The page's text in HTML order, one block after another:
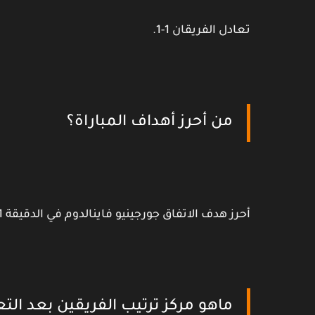
تعادل الفريقان 1-1.
من أحرز أهداف المباراة؟
أحرز هدف الاتفاق جورجينيو فاينالدوم في الدقيقة 41، وأحرز هدف الاتحاد عبد الرزاق حمد الله في الدقيقة 54.
ماهو مركز ترتيب الفريقين بعد